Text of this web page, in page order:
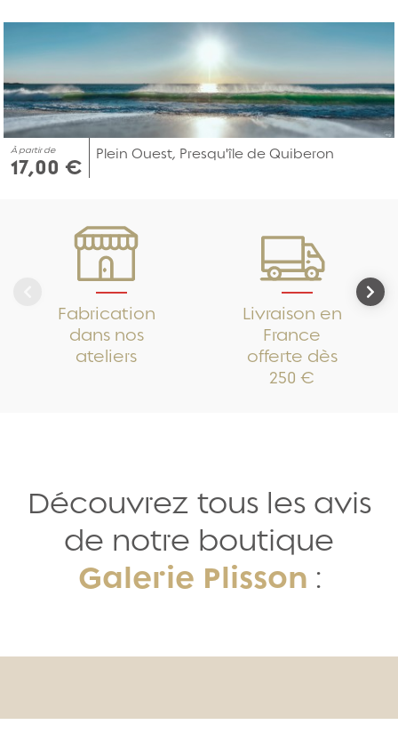
À partir de
17,00 €
Plein Ouest, Presqu'île de Quiberon
Fabrication
dans nos
ateliers
Livraison en
France
offerte dès
250 €
Découvrez tous les avis
de notre boutique
Galerie Plisson :